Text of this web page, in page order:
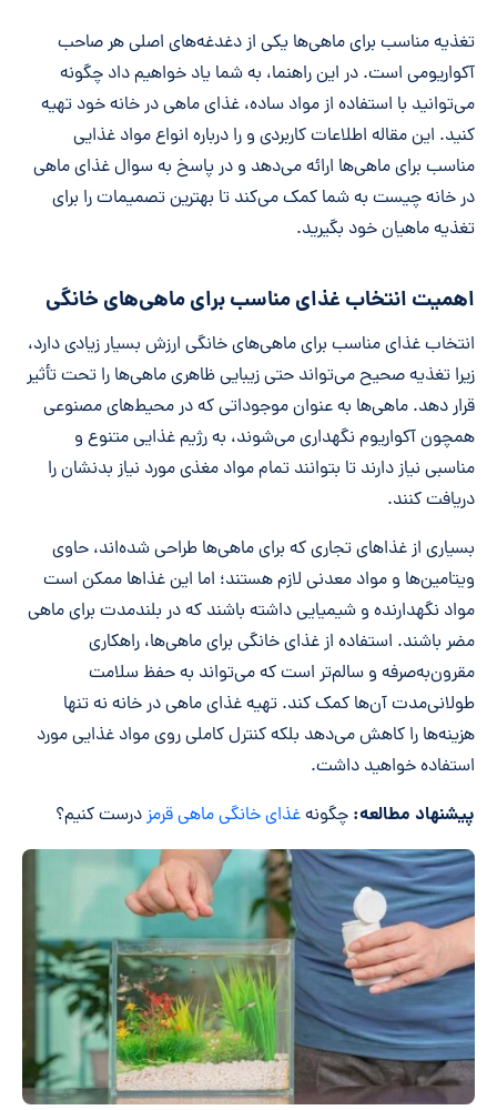
تغذیه مناسب برای ماهی‌ها یکی از دغدغه‌های اصلی هر صاحب
آکواریومی است. در این راهنما، به شما یاد خواهیم داد چگونه
می‌توانید با استفاده از مواد ساده، غذای ماهی در خانه‌ خود تهیه
کنید. این مقاله اطلاعات کاربردی و را درباره انواع مواد غذایی
مناسب برای ماهی‌ها ارائه می‌دهد و در پاسخ به سوال غذای ماهی
در خانه چیست به شما کمک می‌کند تا بهترین تصمیمات را برای
تغذیه ماهیان خود بگیرید.
اهمیت انتخاب غذای مناسب برای ماهی‌های خانگی
انتخاب غذای مناسب برای ماهی‌های خانگی ارزش بسیار زیادی دارد،
زیرا تغذیه صحیح می‌تواند حتی زیبایی ظاهری ماهی‌ها را تحت تأثیر
قرار دهد. ماهی‌ها به عنوان موجوداتی که در محیط‌های مصنوعی
همچون آکواریوم نگهداری می‌شوند، به رژیم غذایی متنوع و
مناسبی نیاز دارند تا بتوانند تمام مواد مغذی مورد نیاز بدنشان را
دریافت کنند.
بسیاری از غذاهای تجاری که برای ماهی‌ها طراحی شده‌اند، حاوی
ویتامین‌ها و مواد معدنی لازم هستند؛ اما این غذاها ممکن است
مواد نگهدارنده و شیمیایی داشته باشند که در بلندمدت برای ماهی
مضر باشند. استفاده از غذای خانگی برای ماهی‌ها، راهکاری
مقرون‌به‌صرفه و سالم‌تر است که می‌تواند به حفظ سلامت
طولانی‌مدت آن‌ها کمک کند. تهیه غذای ماهی در خانه نه تنها
هزینه‌ها را کاهش می‌دهد بلکه کنترل کاملی روی مواد غذایی مورد
استفاده خواهید داشت.
پیشنهاد مطالعه: چگونهغذای خانگی ماهی قرمزدرست کنیم؟